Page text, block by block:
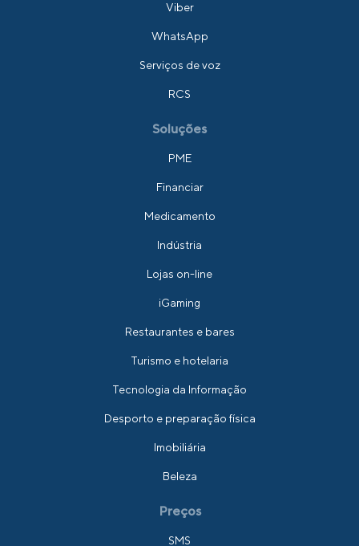
Viber
WhatsApp
Serviços de voz
RCS
Soluções
PME
Financiar
Medicamento
Indústria
Lojas on-line
iGaming
Restaurantes e bares
Turismo e hotelaria
Tecnologia da Informação
Desporto e preparação física
Imobiliária
Beleza
Preços
SMS